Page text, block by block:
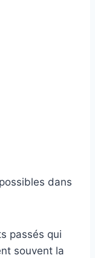
dans
passés qui
souvent la